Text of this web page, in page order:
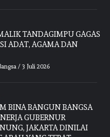
TANDAGIMPU GAGAS
ADAT, AGAMA DAN
/ 3 Juli 2026
BINA BANGUN BANGSA
GUBERNUR
JAKARTA DINILAI